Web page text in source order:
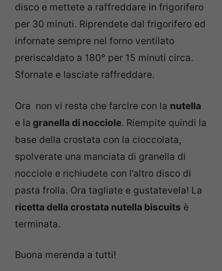
disco e mettete a raffreddare in frigorifero
per 30 minuti. Riprendete dal frigorifero ed
infornate sempre nel forno ventilato
preriscaldato a 180° per 15 minuti circa.
Sfornate e lasciate raffreddare.
Ora non vi resta che farcire con la nutella
e la granella di nocciole. Riempite quindi la
base della crostata con la cioccolata,
spolverate una manciata di granella di
nocciole e richiudete con l’altro disco di
pasta frolla. Ora tagliate e gustatevela! La
ricetta della crostata nutella biscuits è
terminata.
Buona merenda a tutti!